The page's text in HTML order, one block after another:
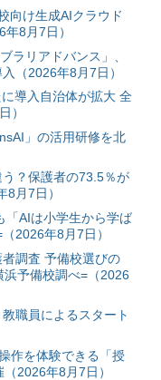
向け生成AIクラウド
8月7日）
ラリアドバンス」、
（2026年8月7日）
導入自治体が拡大 全
）
」の活用研修を北
？保護者の73.5％が
月7日）
「AIは小学生から学ば
2026年8月7日）
調査 予備校選びの
予備校調べ=（2026
職員によるスタート
作を体験できる「授
2026年8月7日）